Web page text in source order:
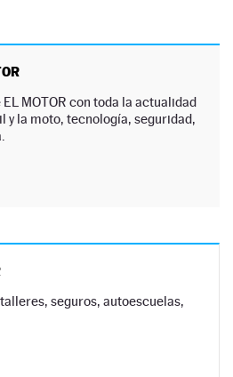
MOTOR con toda la actualidad
y la moto, tecnología, seguridad,
seguros, autoescuelas,